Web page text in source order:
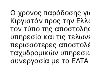
Ο χρόνος παράδοσης
Κιργιστάν προς την
τον τύπο της
υπηρεσία και τις
περισσότερες
ταχυδρομικών
συνεργασία με τα